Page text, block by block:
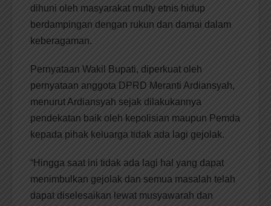
dihuni oleh masyarakat multy etnis hidup
berdampingan dengan rukun dan damai dalam
keberagaman.
Pernyataan Wakil Bupati, diperkuat oleh
pernyataan anggota DPRD Meranti Ardiansyah,
menurut Ardiansyah sejak dilakukannya
pendekatan baik oleh kepolisian maupun Pemda
kepada pihak keluarga tidak ada lagi gejolak.
“Hingga saat ini tidak ada lagi hal yang dapat
menimbulkan gejolak dan semua masalah telah
dapat diselesaikan lewat musyawarah dan